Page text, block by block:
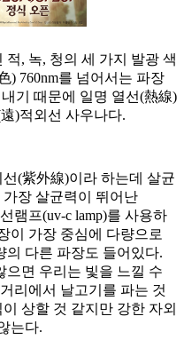
, 녹, 청의 세 가지 발광 색
) 760nm를 넘어서는 파장
기 때문에 일명 열선(熱線)
)적외선 사우나다.
(紫外線)이라 하는데 살균
장 살균력이 뛰어난
램프(uv-c lamp)를 사용하
이 가장 중심에 다량으로
의 다른 파장도 들어있다.
으면 우리는 빛을 느낄 수
리에서 날고기를 파는 것
상할 것 같지만 강한 자외
는다.